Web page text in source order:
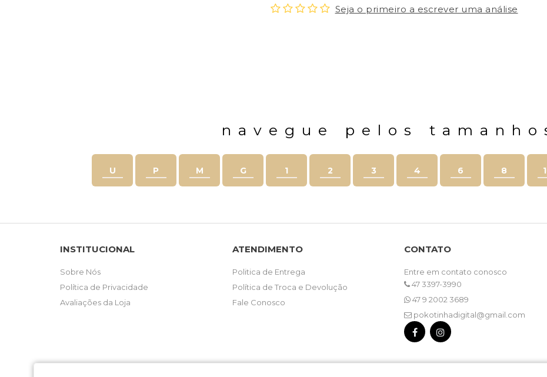
Seja o primeiro a escrever uma análise
navegue pelos
U P M G 1 2 3 4 6 8
INSTITUCIONAL
Sobre Nós
Política de Privacidade
Avaliações da Loja
ATENDIMENTO
Politica de Entrega
Política de Troca e Devolução
Fale Conosco
CONTATO
Entre em contato conosco
47 3397-3990
47 9 2002 3689
pokotinhadigital@gmail.com